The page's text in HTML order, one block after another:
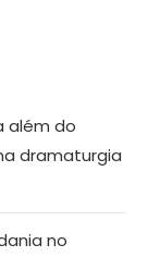
além do
dramaturgia
no